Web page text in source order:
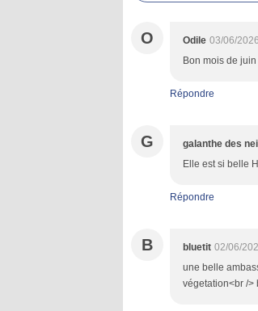
O Odile 03/06/
Bon mois de
Répondre
G galanthe des
Elle est si belle
Répondre
B bluetit 02/06/
une belle
végetation<br />